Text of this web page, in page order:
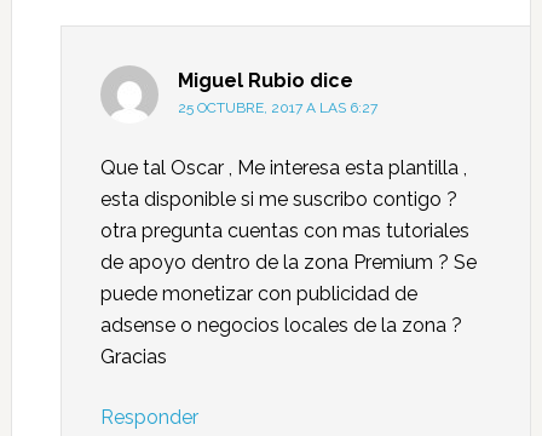
Miguel Rubio dice
25 OCTUBRE, 2017 A LAS 6:27
Que tal Oscar , Me interesa esta plantilla ,
esta disponible si me suscribo contigo ?
otra pregunta cuentas con mas tutoriales
de apoyo dentro de la zona Premium ? Se
puede monetizar con publicidad de
adsense o negocios locales de la zona ?
Gracias
Responder